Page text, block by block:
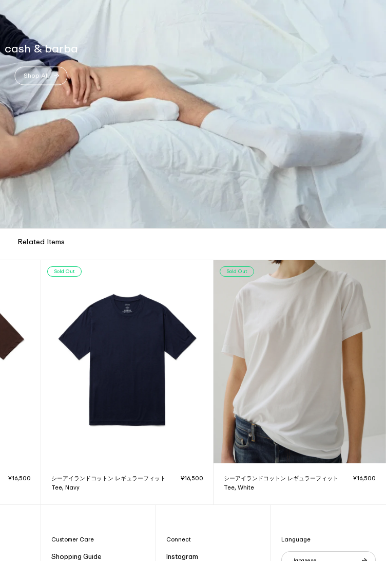
cash & barba
Shop All
Related Items
¥16,500
Sold Out
シーアイランドコットン レギュラーフィット
Tee, Navy
¥16,500
Sold Out
シーアイランドコットン レギュラーフィット
Tee, White
¥16,500
Customer Care
Shopping Guide
Connect
Instagram
Language